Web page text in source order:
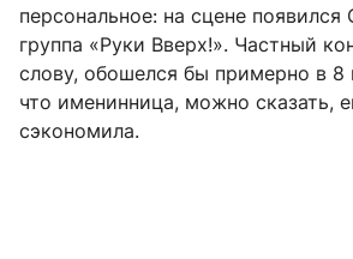
персональное: на сцене
группа «Руки Вверх!». Частный
слову, обошелся бы примерно в 8
что именинница, можно сказать,
сэкономила.